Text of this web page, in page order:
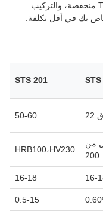
الخ. تكلفة شريط التحول المعدني على شكل T منخفضة، والتركيب
بك في أقل تكلفة.
STS 201
50-60
من
200
HRB100،HV230
16-
16-18
0.5-15